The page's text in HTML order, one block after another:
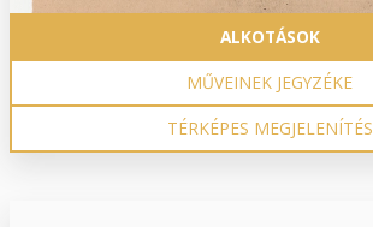
ALKOTÁSOK
MŰVEINEK JEGYZÉKE
TÉRKÉPES MEGJELENÍTÉS